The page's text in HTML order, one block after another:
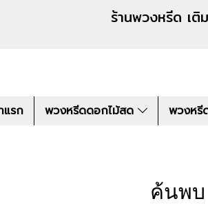
เติมบุญ สั่งพวงห
แรก พวงหรีดดอกไม้สด พวงหรี
ค้นพบ